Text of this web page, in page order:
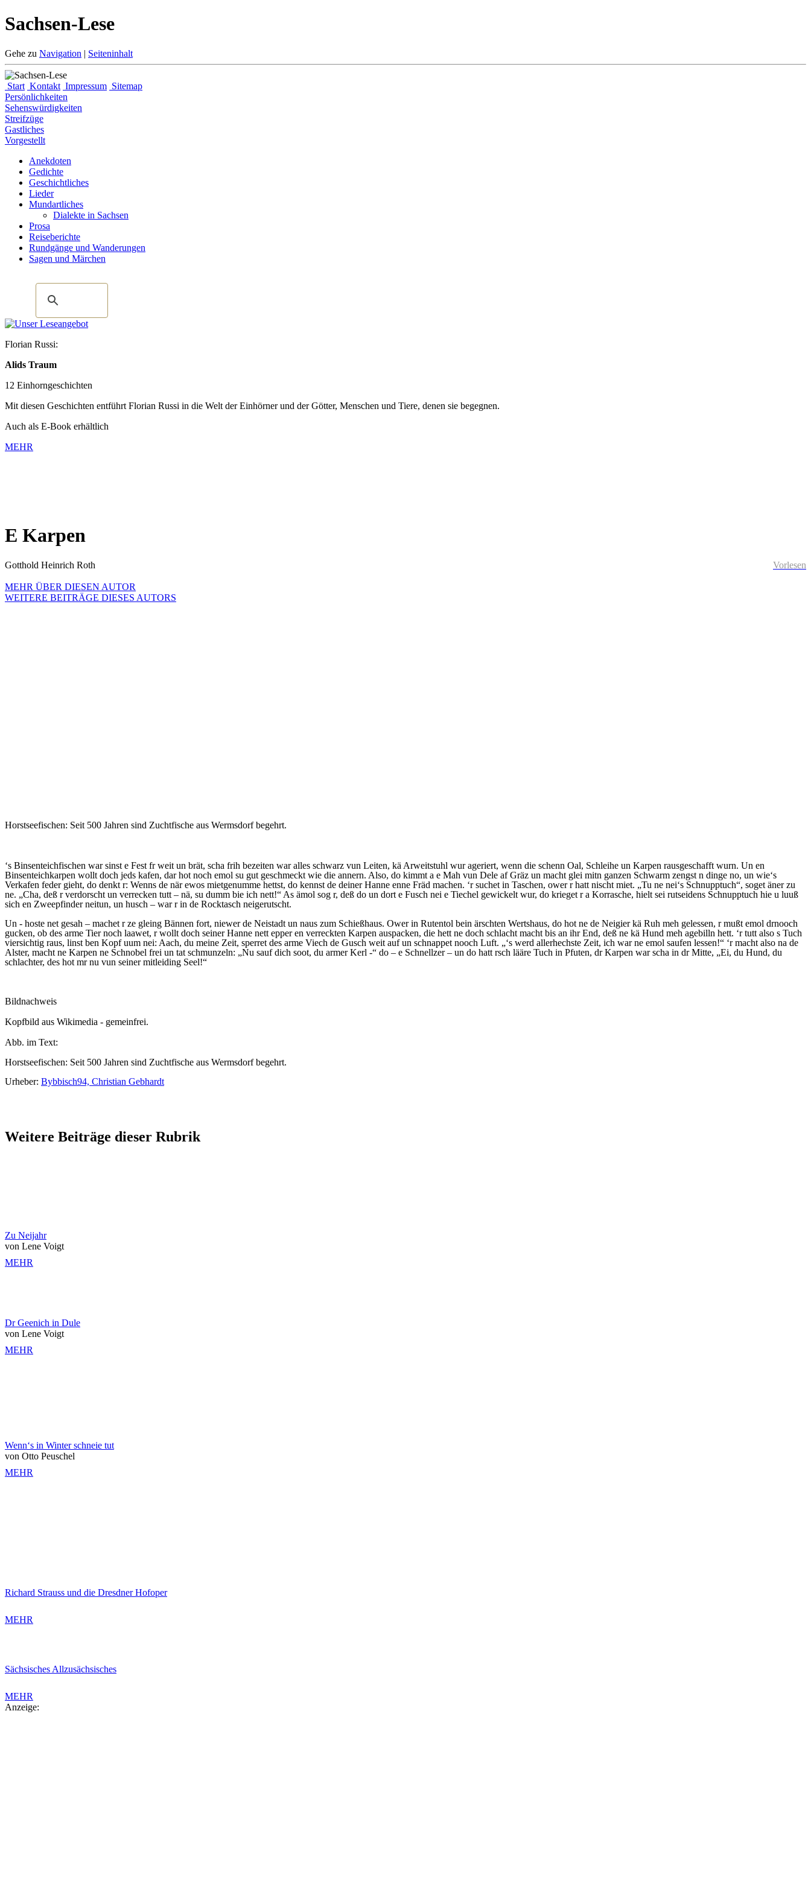
Sachsen-Lese
Gehe zu Navigation | Seiteninhalt
Start Kontakt Impressum Sitemap
Persönlichkeiten
Sehenswürdigkeiten
Streifzüge
Gastliches
Vorgestellt
Anekdoten
Gedichte
Geschichtliches
Lieder
Mundartliches
Dialekte in Sachsen
Prosa
Reiseberichte
Rundgänge und Wanderungen
Sagen und Märchen
Florian Russi:
Alids Traum
12 Einhorngeschichten
Mit diesen Geschichten entführt Florian Russi in die Welt der Einhörner und der Götter, Menschen und Tiere, denen sie begegnen.
Auch als E-Book erhältlich
MEHR
E Karpen
Vorlesen
Gotthold Heinrich Roth
MEHR ÜBER DIESEN AUTOR
WEITERE BEITRÄGE DIESES AUTORS
Horstseefischen: Seit 500 Jahren sind Zuchtfische aus Wermsdorf begehrt.
‘s Binsenteichfischen war sinst e Fest fr weit un brät, scha frih bezeiten war alles schwarz vun Leiten, kä Arweitstuhl wur ageriert, wenn die schenn Oal, Schleihe un Karpen rausgeschafft wurn. Un en
Binsenteichkarpen wollt doch jeds kafen, dar hot noch emol su gut geschmeckt wie die annern. Also, do kimmt a e Mah vun Dele af Gräz un macht glei mitn ganzen Schwarm zengst n dinge no, un wie‘s
Verkafen feder gieht, do denkt r: Wenns de när ewos mietgenumme hettst, do kennst de deiner Hanne enne Fräd machen. ‘r suchet in Taschen, ower r hatt nischt miet. „Tu ne nei‘s Schnupptuch“, soget äner zu
ne. „Cha, deß r verdorscht un verrecken tutt – nä, su dumm bie ich nett!“ As ämol sog r, deß do un dort e Fusch nei e Tiechel gewickelt wur, do krieget r a Korrasche, hielt sei rutseidens Schnupptuch hie u luuß
sich en Zweepfinder neitun, un husch – war r in de Rocktasch neigerutscht.
Un - hoste net gesah – machet r ze gleing Bännen fort, niewer de Neistadt un naus zum Schießhaus. Ower in Rutentol bein ärschten Wertshaus, do hot ne de Neigier kä Ruh meh gelessen, r mußt emol drnooch
gucken, ob des arme Tier noch laawet, r wollt doch seiner Hanne nett epper en verreckten Karpen auspacken, die hett ne doch schlacht macht bis an ihr End, deß ne kä Hund meh agebilln hett. ‘r tutt also s Tuch
viersichtig raus, linst ben Kopf uum nei: Aach, du meine Zeit, sperret des arme Viech de Gusch weit auf un schnappet nooch Luft. „‘s werd allerhechste Zeit, ich war ne emol saufen lessen!“ ‘r macht also na de
Alster, macht ne Karpen ne Schnobel frei un tat schmunzeln: „Nu sauf dich soot, du armer Kerl -“ do – e Schnellzer – un do hatt rsch lääre Tuch in Pfuten, dr Karpen war scha in dr Mitte, „Ei, du Hund, du
schlachter, des hot mr nu vun seiner mitleiding Seel!“
Bildnachweis
Kopfbild aus Wikimedia - gemeinfrei.
Abb. im Text:
Horstseefischen: Seit 500 Jahren sind Zuchtfische aus Wermsdorf begehrt.
Urheber: Bybbisch94, Christian Gebhardt
Weitere Beiträge dieser Rubrik
Zu Neijahr
von Lene Voigt
MEHR
Dr Geenich in Dule
von Lene Voigt
MEHR
Wenn‘s in Winter schneie tut
von Otto Peuschel
MEHR
Richard Strauss und die Dresdner Hofoper
MEHR
Sächsisches Allzusächsisches
MEHR
Anzeige: